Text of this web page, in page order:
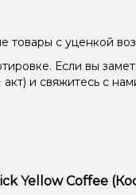
с уценкой
Если вы
и свяжитесь с
Yellow Coffee